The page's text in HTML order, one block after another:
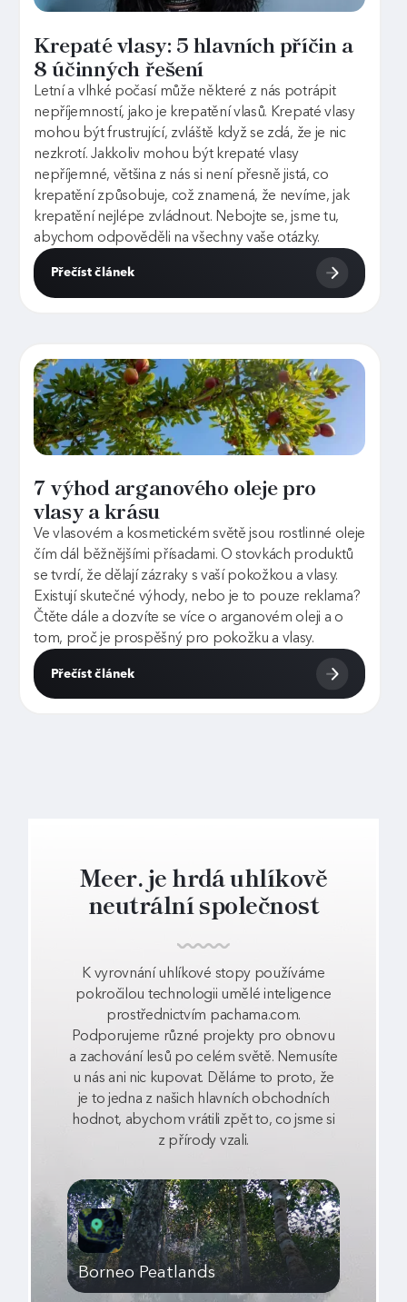
Krepaté vlasy: 5 hlavních příčin a
8 účinných řešení
Letní a vlhké počasí může některé z nás potrápit
nepříjemností, jako je krepatění vlasů. Krepaté vlasy
mohou být frustrující, zvláště když se zdá, že je nic
nezkrotí. Jakkoliv mohou být krepaté vlasy
nepříjemné, většina z nás si není přesně jistá, co
krepatění způsobuje, což znamená, že nevíme, jak
krepatění nejlépe zvládnout. Nebojte se, jsme tu,
abychom odpověděli na všechny vaše otázky.
Přečíst článek
7 výhod arganového oleje pro
vlasy a krásu
Ve vlasovém a kosmetickém světě jsou rostlinné oleje
čím dál běžnějšími přísadami. O stovkách produktů
se tvrdí, že dělají zázraky s vaší pokožkou a vlasy.
Existují skutečné výhody, nebo je to pouze reklama?
Čtěte dále a dozvíte se více o arganovém oleji a o
tom, proč je prospěšný pro pokožku a vlasy.
Přečíst článek
Meer. je hrdá uhlíkově
neutrální společnost
K vyrovnání uhlíkové stopy používáme
pokročilou technologii umělé inteligence
prostřednictvím pachama.com.
Podporujeme různé projekty pro obnovu
a zachování lesů po celém světě. Nemusíte
u nás ani nic kupovat. Děláme to proto, že
je to jedna z našich hlavních obchodních
hodnot, abychom vrátili zpět to, co jsme si
z přírody vzali.
Borneo Peatlands